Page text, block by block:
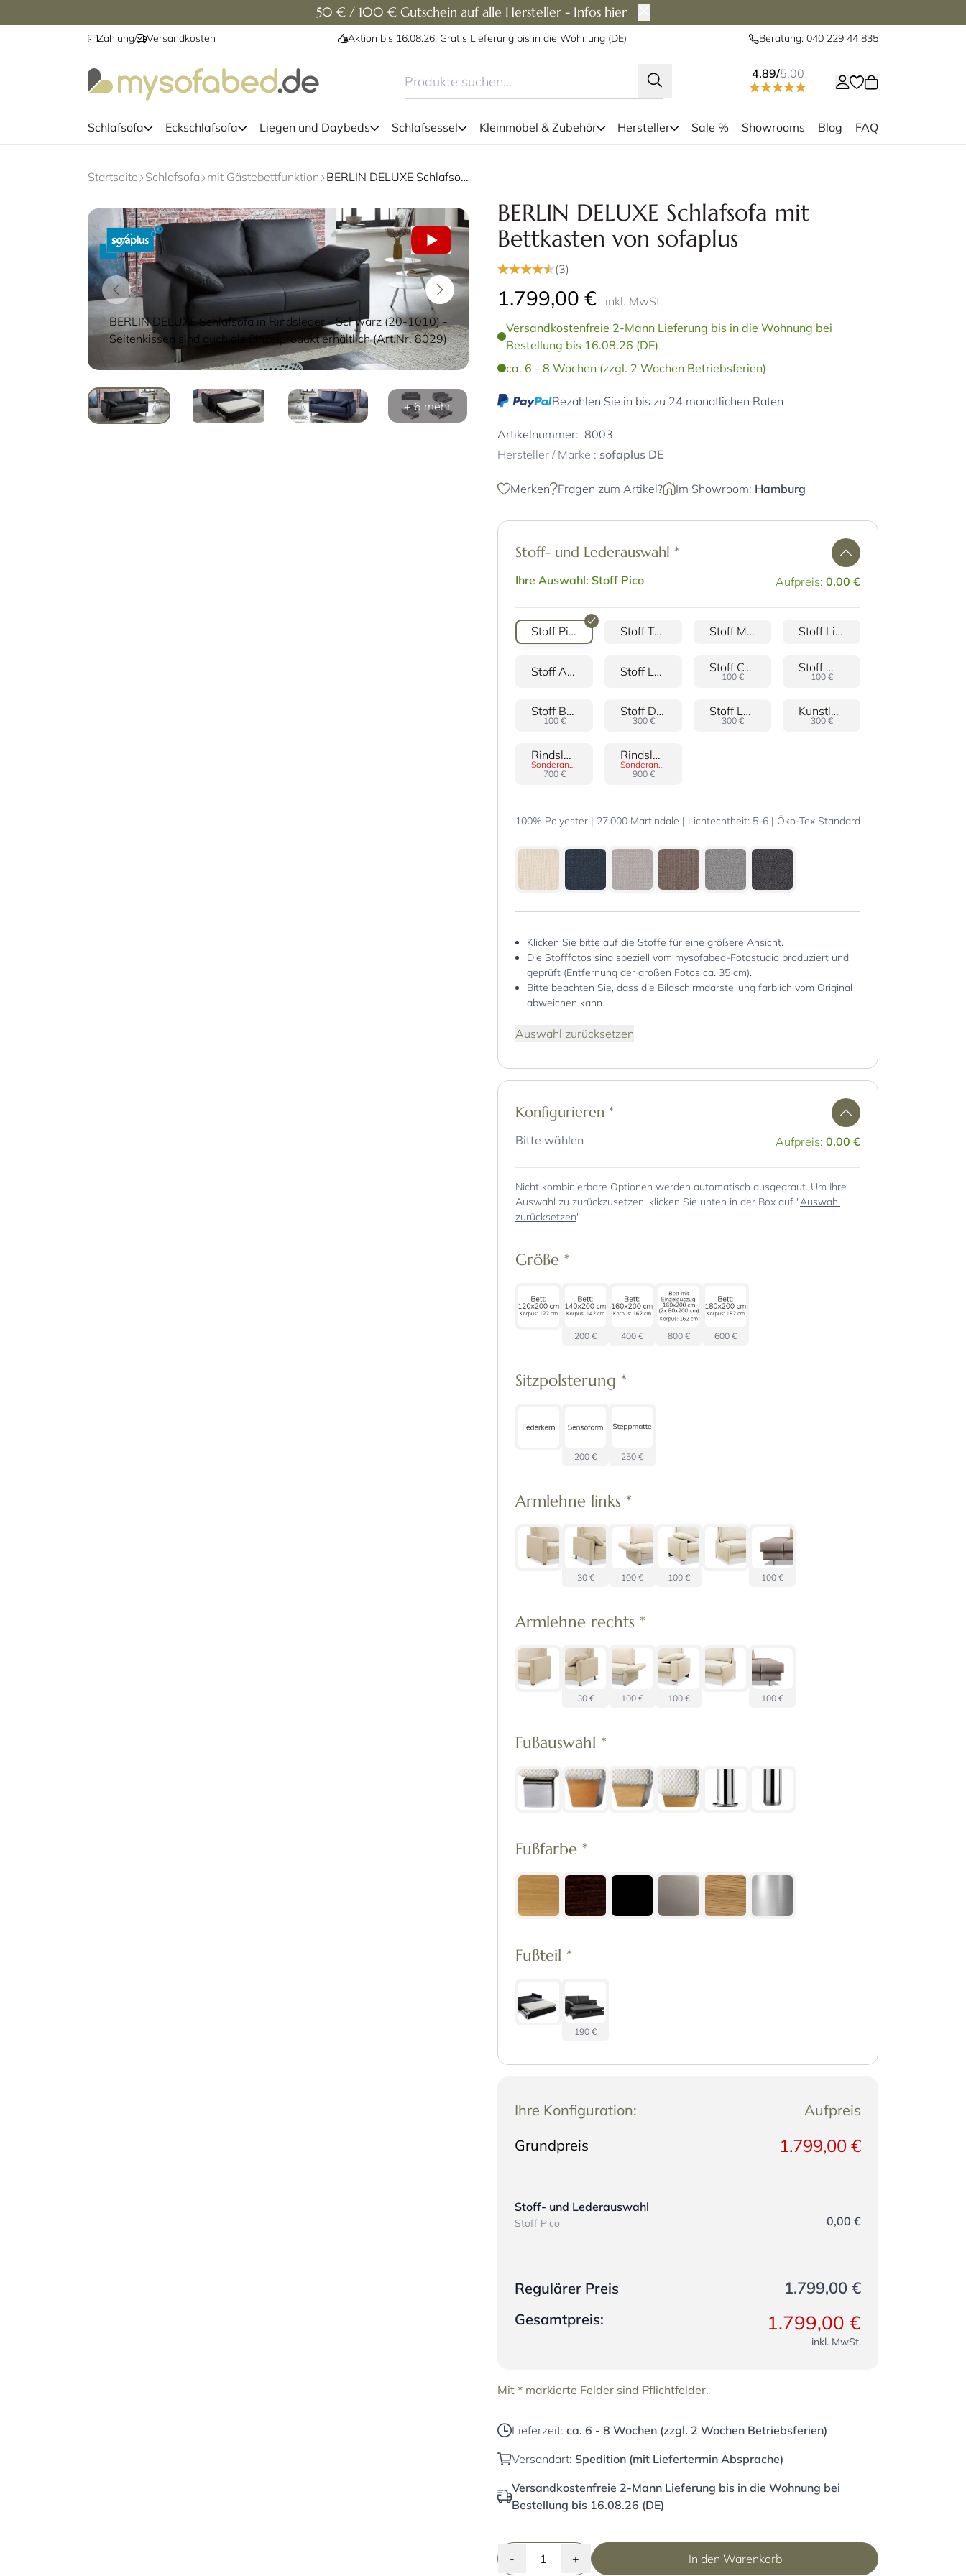
50 € / 100 € Gutschein auf alle Hersteller - Infos hier
Zahlung/ Versandkosten Aktion bis 16.08.26: Gratis Lieferung bis in die Wohnung (DE) Beratung: 040 229 44 835
4.89/5.00
Schlafsofa Eckschlafsofa Liegen und Daybeds Schlafsessel Kleinmöbel & Zubehör Hersteller Sale % Showrooms Blog FAQ
Startseite Schlafsofa mit Gästebettfunktion BERLIN DELUXE Schlafsofa mit Bettkasten von sofaplus
BERLIN DELUXE Schlafsofa in Rindsleder - Schwarz (20-1010) -
Seitenkissen sind auch als Einzelprodukt erhältlich (Art.Nr. 8029)
+ 6 mehr
BERLIN DELUXE Schlafsofa mit
Bettkasten von sofaplus
(3)
1.799,00 €
inkl. MwSt.
Versandkostenfreie 2-Mann Lieferung bis in die Wohnung bei
Bestellung bis 16.08.26 (DE)
ca. 6 - 8 Wochen (zzgl. 2 Wochen Betriebsferien)
Bezahlen Sie in bis zu 24 monatlichen Raten
Artikelnummer: 8003
Hersteller / Marke : sofaplus DE
Merken Fragen zum Artikel? Im Showroom: Hamburg
Stoff- und Lederauswahl *
Ihre Auswahl: Stoff Pico Aufpreis: 0,00 €
Stoff Pico Stoff Tami Stoff Milo Stoff Lima
Stoff Alwa Stoff Lava Stoff Cord
100 €
Stoff Wave
100 €
Stoff Boucle
100 €
Stoff Doro
300 €
Stoff Lovo
300 €
Kunstleder Gava
300 €
Rindsleder 20
Sonderanfertigung
700 €
Rindsleder 24
Sonderanfertigung
900 €
100% Polyester | 27.000 Martindale | Lichtechtheit: 5-6 | Öko-Tex Standard
Klicken Sie bitte auf die Stoffe für eine größere Ansicht.
Die Stofffotos sind speziell vom mysofabed-Fotostudio produziert und
geprüft (Entfernung der großen Fotos ca. 35 cm).
Bitte beachten Sie, dass die Bildschirmdarstellung farblich vom Original
abweichen kann.
Auswahl zurücksetzen
Konfigurieren *
Bitte wählen Aufpreis: 0,00 €
Nicht kombinierbare Optionen werden automatisch ausgegraut. Um Ihre
Auswahl zu zurückzusetzen, klicken Sie unten in der Box auf "Auswahl
zurücksetzen"
Größe *
200 € 400 € 800 € 600 €
Sitzpolsterung *
200 € 250 €
Armlehne links *
30 € 100 € 100 € 100 €
Armlehne rechts *
30 € 100 € 100 € 100 €
Fußauswahl *
Fußfarbe *
Fußteil *
190 €
Ihre Konfiguration:
Aufpreis
Grundpreis
1.799,00 €
Stoff- und Lederauswahl
Stoff Pico - 0,00 €
Regulärer Preis 1.799,00 €
Gesamtpreis: 1.799,00 €
inkl. MwSt.
Mit * markierte Felder sind Pflichtfelder.
Lieferzeit: ca. 6 - 8 Wochen (zzgl. 2 Wochen Betriebsferien)
Versandart: Spedition (mit Liefertermin Absprache)
Versandkostenfreie 2-Mann Lieferung bis in die Wohnung bei
Bestellung bis 16.08.26 (DE)
- + In den Warenkorb